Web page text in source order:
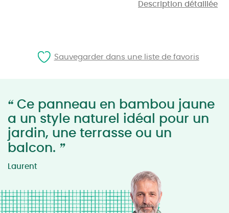
Description détaillée
“ Ce panneau en bambou jaune
a un style naturel idéal pour un
jardin, une terrasse ou un
balcon. ”
Laurent
Sauvegarder dans une liste de favoris